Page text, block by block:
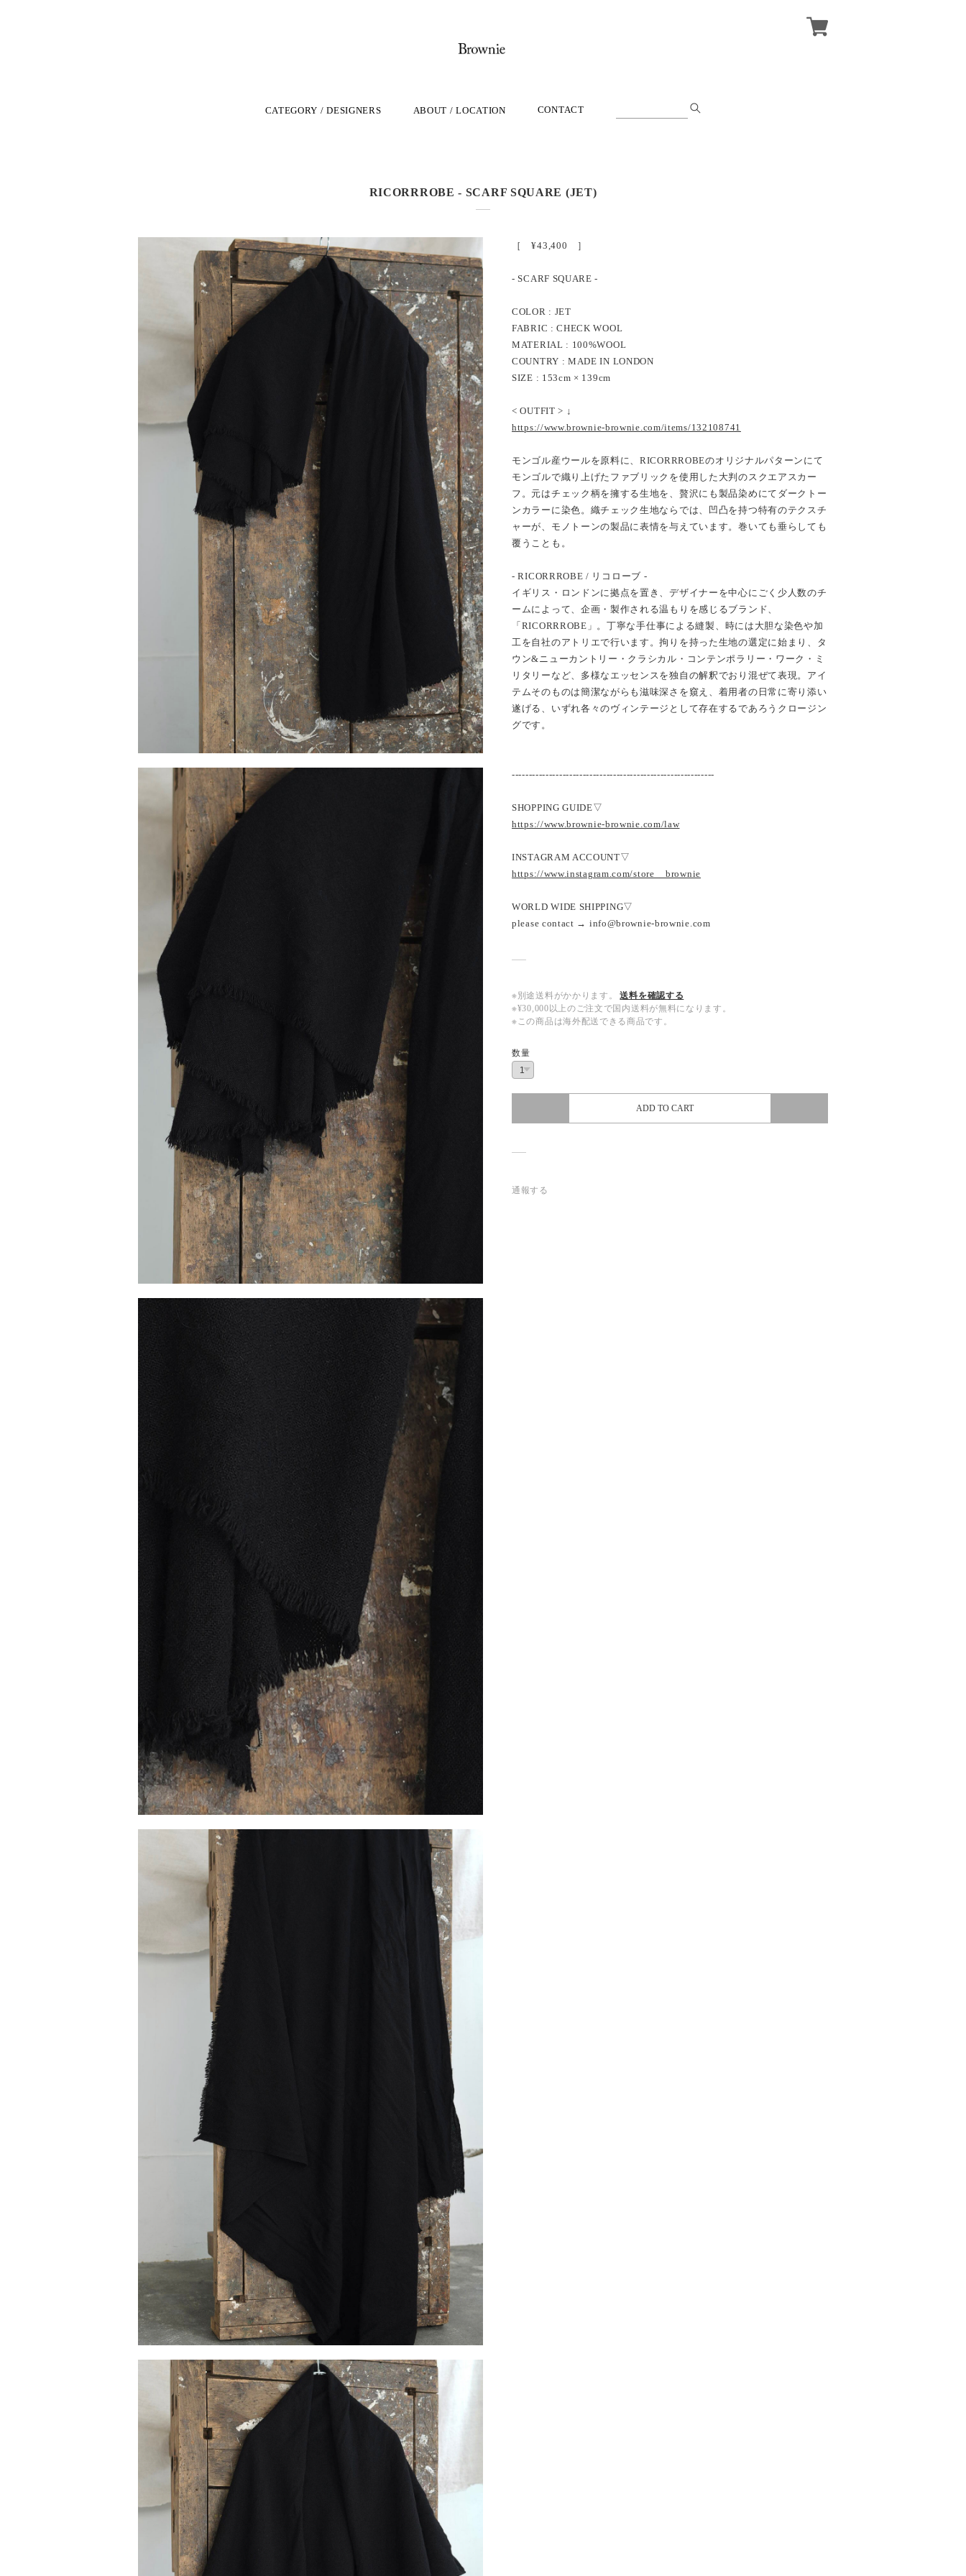
CATEGORY / DESIGNERS ABOUT / LOCATION CONTACT
RICORRROBE - SCARF SQUARE (JET)
［ ¥43,400 ］
- SCARF SQUARE -
COLOR : JET
FABRIC : CHECK WOOL
MATERIAL : 100%WOOL
COUNTRY : MADE IN LONDON
SIZE : 153cm × 139cm
< OUTFIT > ↓
https://www.brownie-brownie.com/items/132108741
モンゴル産ウールを原料に、RICORRROBEのオリジナルパターンにて
モンゴルで織り上げたファブリックを使用した大判のスクエアスカー
フ。元はチェック柄を擁する生地を、贅沢にも製品染めにてダークトー
ンカラーに染色。織チェック生地ならでは、凹凸を持つ特有のテクスチ
ャーが、モノトーンの製品に表情を与えています。巻いても垂らしても
覆うことも。
- RICORRROBE / リコローブ -
イギリス・ロンドンに拠点を置き、デザイナーを中心にごく少人数のチ
ームによって、企画・製作される温もりを感じるブランド、
「RICORRROBE」。丁寧な手仕事による縫製、時には大胆な染色や加
工を自社のアトリエで行います。拘りを持った生地の選定に始まり、タ
ウン&ニューカントリー・クラシカル・コンテンポラリー・ワーク・ミ
リタリーなど、多様なエッセンスを独自の解釈でおり混ぜて表現。アイ
テムそのものは簡潔ながらも滋味深さを窺え、着用者の日常に寄り添い
遂げる、いずれ各々のヴィンテージとして存在するであろうクロージン
グです。
------------------------------------------------------------
SHOPPING GUIDE▽
https://www.brownie-brownie.com/law
INSTAGRAM ACCOUNT▽
https://www.instagram.com/store__brownie
WORLD WIDE SHIPPING▽
please contact → info@brownie-brownie.com
※別途送料がかかります。
送料を確認する
※¥30,000以上のご注文で国内送料が無料になります。
※この商品は海外配送できる商品です。
数量
ADD TO CART
通報する